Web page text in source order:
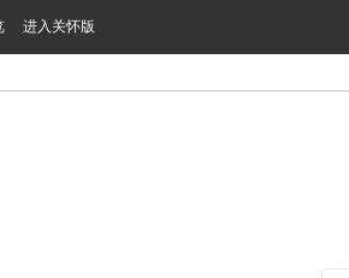
进入关怀版